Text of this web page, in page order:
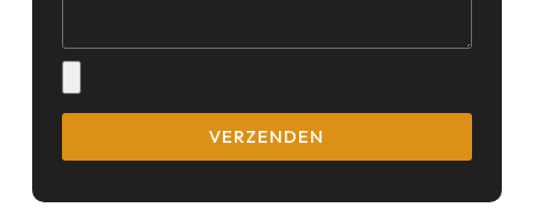
VERZENDEN